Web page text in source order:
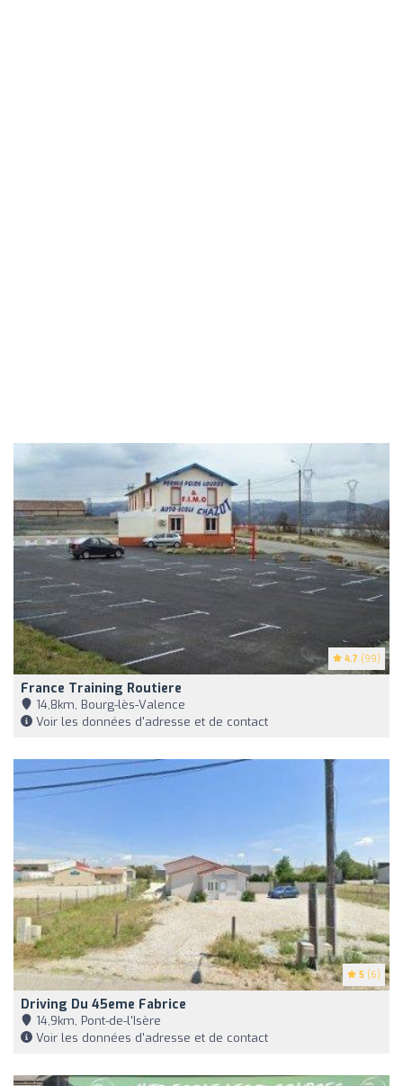
4.7 (99)
France Training Routiere
14,8km, Bourg-lès-Valence
Voir les données d'adresse et de contact
5 (6)
Driving Du 45eme Fabrice
14,9km, Pont-de-l'Isère
Voir les données d'adresse et de contact